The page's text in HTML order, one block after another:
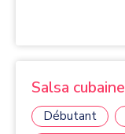
Salsa cubaine
Débutant